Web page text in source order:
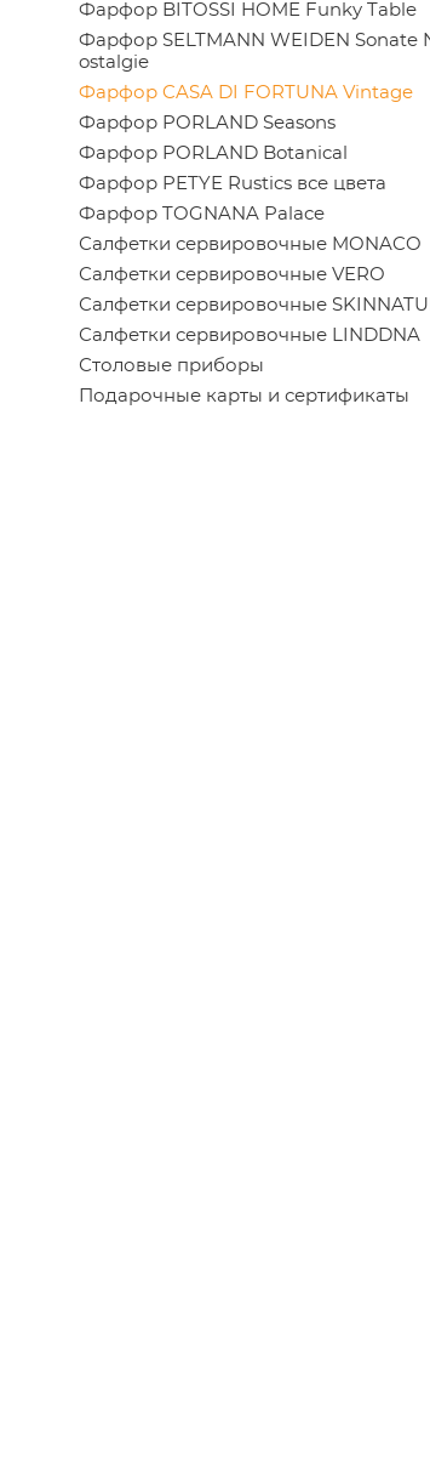
Фарфор BITOSSI HOME Funky Table
Фарфор SELTMANN WEIDEN Sonate
ostalgie
Фарфор CASA DI FORTUNA Vintage
Фарфор PORLAND Seasons
Фарфор PORLAND Botanical
Фарфор PETYE Rustics все цвета
Фарфор TOGNANA Palace
Салфетки сервировочные MONACO
Салфетки сервировочные VERO
Салфетки сервировочные
Салфетки сервировочные LINDDNA
Столовые приборы
Подарочные карты и сертификаты